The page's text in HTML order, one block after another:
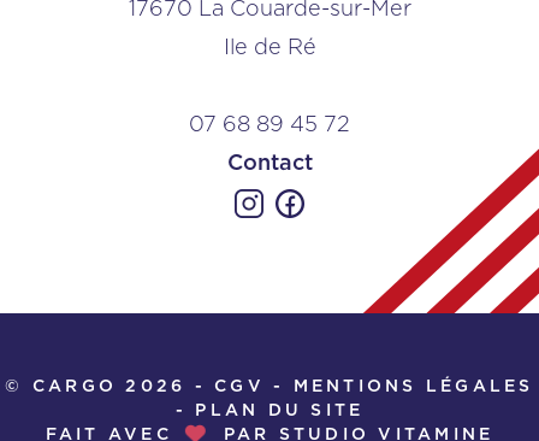
17670 La Couarde-sur-Mer
Ile de Ré
07 68 89 45 72
Contact
© CARGO 2026 - CGV -
MENTIONS LÉGALES
-
PLAN DU SITE
FAIT AVEC
PAR STUDIO VITAMINE